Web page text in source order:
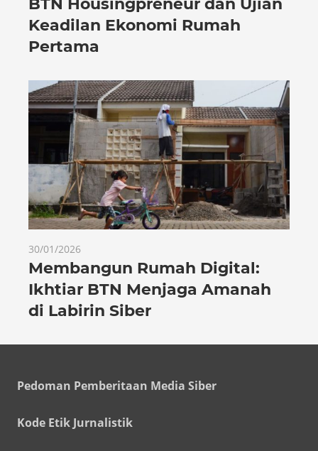
BTN Housingpreneur dan Ujian
Keadilan Ekonomi Rumah
Pertama
30/01/2026
Membangun Rumah Digital:
Ikhtiar BTN Menjaga Amanah
di Labirin Siber
Pedoman Pemberitaan Media Siber
Kode Etik Jurnalistik